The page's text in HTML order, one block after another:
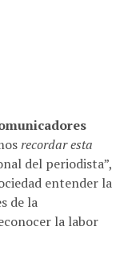
recordar esta
del periodista”,
entender la
de la
la labor